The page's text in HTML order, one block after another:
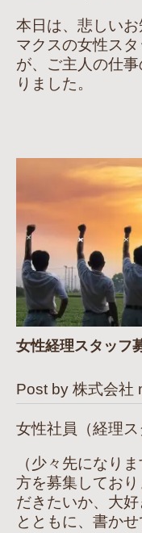
本日は、悲しいお
マクスの女性ス
が、ご主人の仕
りました。
女性経理スタッフ
Post by 株式会社
女性社員（経理ス
（少々先になり
方を募集してお
だきたいか、大
とともに、書かせ